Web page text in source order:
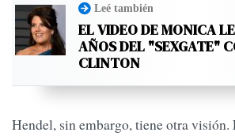
Leé también
EL VIDEO DE MONICA
AÑOS DEL "SEXGATE"
CLINTON
Hendel, sin embargo, tiene otra visión.